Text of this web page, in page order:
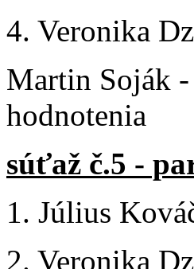
4. Veronika
Martin Soják -
hodnotenia
súťaž č.5 -
1. Július
2. Veronika